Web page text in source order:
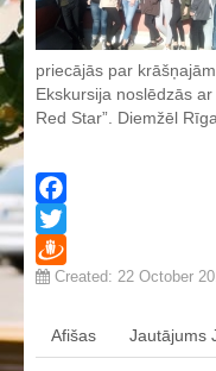
Aktualizētais
Aktualizētais
BPVV attīstības un
Investīciju un attīstības
Skolas telpu īres cenrādis
Skolas internāts
Biedrība
BPVV ciklogramma
Konvents
priecājās par
Ekskursija noslēdzās
Red Star”. Diemžēl
Facebook
Twitter
Draugiem
Created: 22 October
Afišas Jautājums